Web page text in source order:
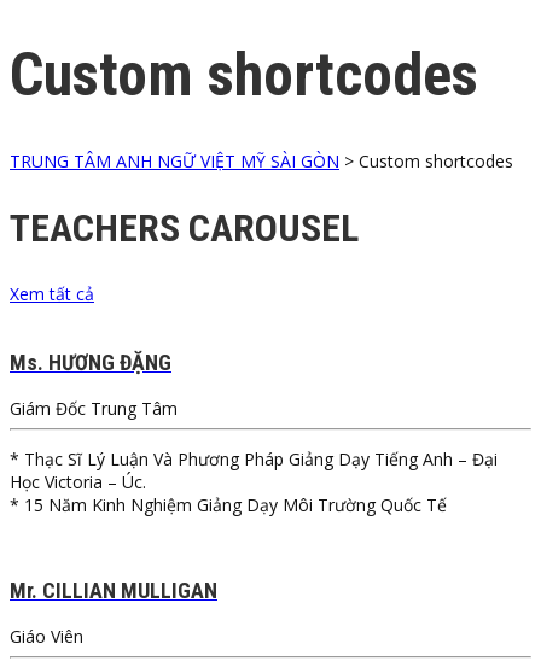
Custom shortcodes
TRUNG TÂM ANH NGỮ VIỆT MỸ SÀI GÒN > Custom shortcodes
TEACHERS CAROUSEL
Xem tất cả
Ms. HƯƠNG ĐẶNG
Giám Đốc Trung Tâm
* Thạc Sĩ Lý Luận Và Phương Pháp Giảng Dạy Tiếng Anh – Đại
Học Victoria – Úc.
* 15 Năm Kinh Nghiệm Giảng Dạy Môi Trường Quốc Tế
Mr. CILLIAN MULLIGAN
Giáo Viên